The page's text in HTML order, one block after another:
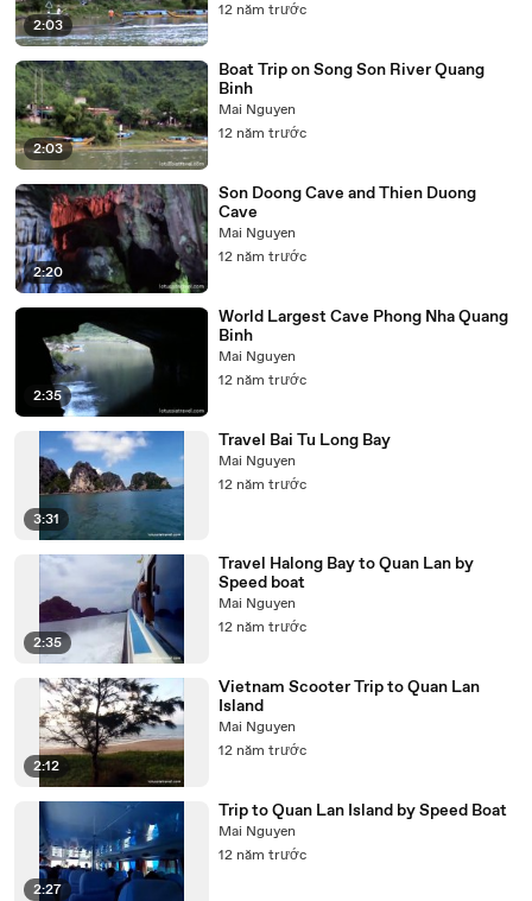
2:03
12 năm trước
2:03
Boat Trip on Song Son River Quang
Binh
Mai Nguyen
12 năm trước
2:20
Son Doong Cave and Thien Duong
Cave
Mai Nguyen
12 năm trước
2:35
World Largest Cave Phong Nha Quang
Binh
Mai Nguyen
12 năm trước
3:31
Travel Bai Tu Long Bay
Mai Nguyen
12 năm trước
2:35
Travel Halong Bay to Quan Lan by
Speed boat
Mai Nguyen
12 năm trước
2:12
Vietnam Scooter Trip to Quan Lan
Island
Mai Nguyen
12 năm trước
2:27
Trip to Quan Lan Island by Speed Boat
Mai Nguyen
12 năm trước